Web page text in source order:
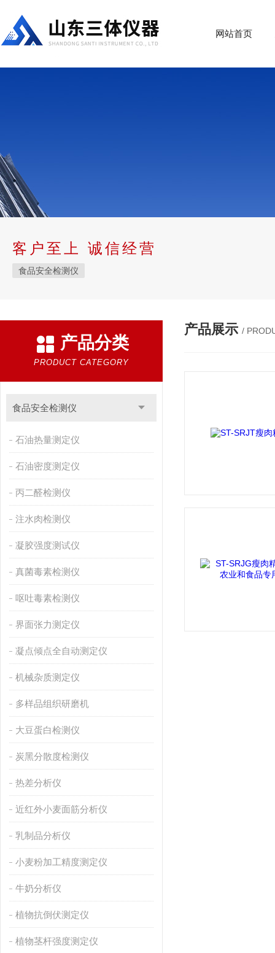
网站首页
客户至上 诚信经营
食品安全检测仪
产品分类
PRODUCT CATEGORY
食品安全检测仪
石油热量测定仪
石油密度测定仪
丙二醛检测仪
注水肉检测仪
凝胶强度测试仪
真菌毒素检测仪
呕吐毒素检测仪
界面张力测定仪
凝点倾点全自动测定仪
机械杂质测定仪
多样品组织研磨机
大豆蛋白检测仪
炭黑分散度检测仪
热差分析仪
近红外小麦面筋分析仪
乳制品分析仪
小麦粉加工精度测定仪
牛奶分析仪
植物抗倒伏测定仪
植物茎杆强度测定仪
产品展示 /